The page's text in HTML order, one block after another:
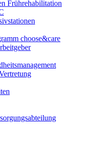
Frührehabilitation
choose&care